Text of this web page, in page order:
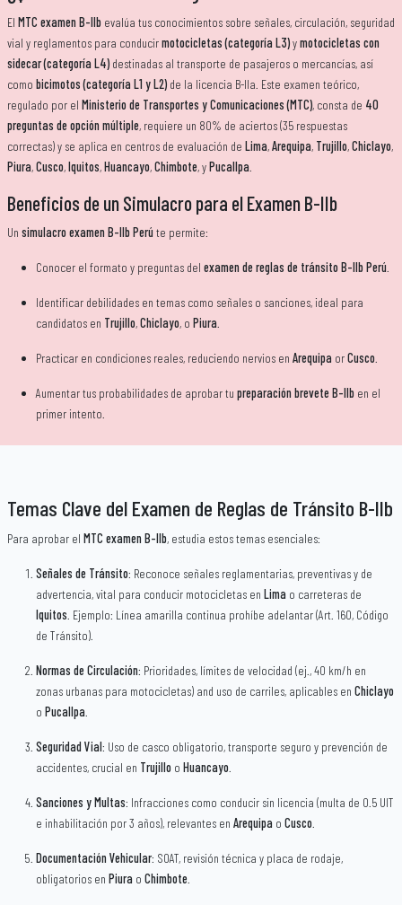
El MTC examen B-IIb evalúa tus conocimientos sobre señales, circulación, seguridad
vial y reglamentos para conducirmotocicletas (categoría L3)ymotocicletas con
sidecar (categoría L4) destinadas al transporte de pasajeros o mercancías, así
como bicimotos (categoría L1 y L2) de la licencia B-IIa. Este examen teórico,
regulado por el Ministerio de Transportes y Comunicaciones (MTC), consta de 40
preguntas de opción múltiple, requiere un 80% de aciertos (35 respuestas
correctas) y se aplica en centros de evaluación de Lima,Arequipa, Trujillo,Chiclayo,
Piura,Cusco,Iquitos,Huancayo,Chimbote, yPucallpa
Beneficios de un Simulacro para el Examen B-IIb
Un simulacro examen B-IIb Perú te permite:
Conocer el formato y preguntas del examen de reglas de tránsito B-IIb Perú
Identificar debilidades en temas como señales o sanciones, ideal para
candidatos en Trujillo,Chiclayo, o Piura
Practicar en condiciones reales, reduciendo nervios en Arequipa orCusco
Aumentar tus probabilidades de aprobar tu preparación brevete B-IIb en el
primer intento.
Temas Clave del Examen de Reglas de Tránsito B-IIb
Para aprobar el MTC examen B-IIb, estudia estos temas esenciales:
Señales de Tránsito: Reconoce señales reglamentarias, preventivas y de
advertencia, vital para conducir motocicletas en Lima o carreteras de
Iquitos . Ejemplo: Línea amarilla continua prohíbe adelantar (Art. 160, Código
de Tránsito).
Normas de Circulación: Prioridades, límites de velocidad (ej., 40 km/h en
zonas urbanas para motocicletas) and uso de carriles, aplicables en Chiclayo
o Pucallpa
Seguridad Vial: Uso de casco obligatorio, transporte seguro y prevención de
accidentes, crucial en Trujillo o Huancayo
Sanciones y Multas: Infracciones como conducir sin licencia (multa de 0.5 UIT
e inhabilitación por 3 años), relevantes en Arequipa o Cusco
Documentación Vehicular: SOAT, revisión técnica y placa de rodaje,
obligatorios en Piura o Chimbote